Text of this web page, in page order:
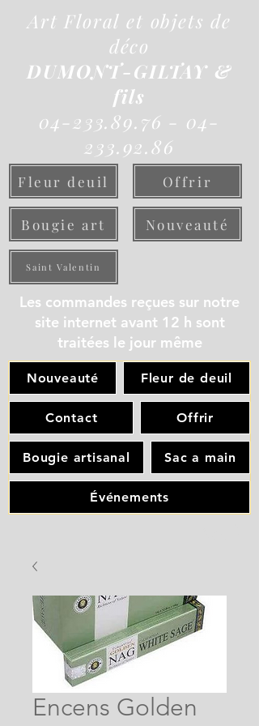
Art Floral et objets de
déco
DUMONT-GILTAY &
fils
04-233.89.76 - 04-
233.92.86
Fleur deuil Offrir
Bougie art Nouveauté
Saint Valentin
Les commandes reçues sur notre
site internet avant 12 h sont
traitées le jour même
Nouveauté Fleur de deuil
Contact Offrir
Bougie artisanal Sac a main
Événements
Encens Golden